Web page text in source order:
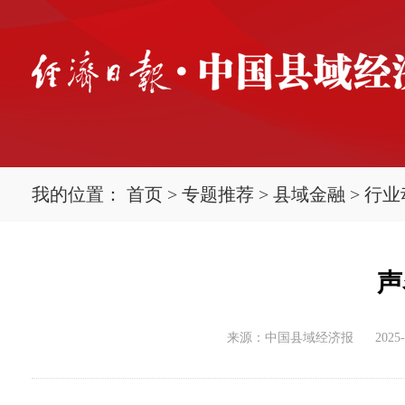
我的位置： 首页 > 专题推荐 > 县域金融 > 行业
来源：中国县域经济报